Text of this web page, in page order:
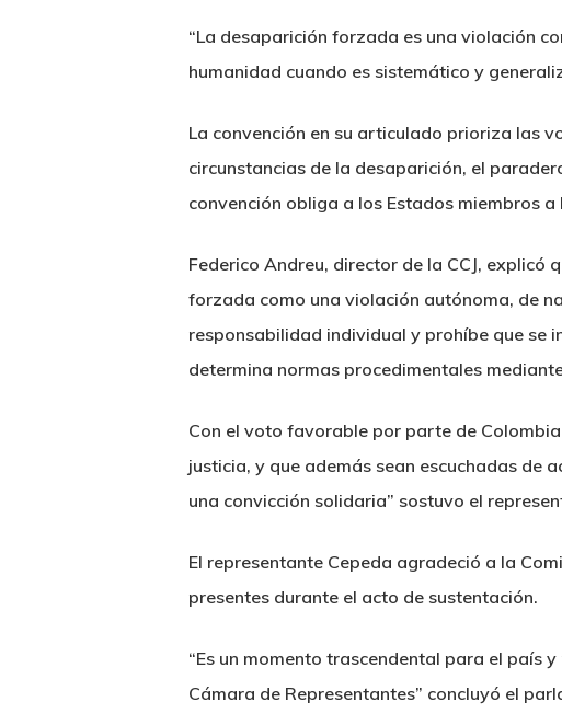
“La desaparición forzada es una violación
humanidad cuando es sistemático y
La convención en su articulado prioriza las
circunstancias de la desaparición, el
convención obliga a los Estados miembros
Federico Andreu, director de la CCJ,
forzada como una violación autónoma, de
responsabilidad individual y prohíbe que se
determina normas procedimentales
Con el voto favorable por parte de
justicia, y que además sean escuchadas de
una convicción solidaria” sostuvo el
El representante Cepeda agradeció a la
presentes durante el acto de sustentación.
“Es un momento trascendental para el país
Cámara de Representantes” concluyó el